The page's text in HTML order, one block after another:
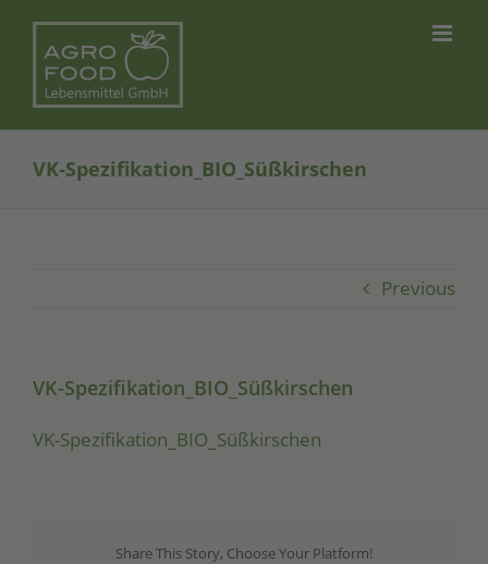
content
VK-Spezifikation_BIO_Süßkirschen
Previous
VK-Spezifikation_BIO_Süßkirschen
VK-Spe­zi­fi­ka­ti­on_­BIO­_­Süß­kir­schen
Share This Story, Choose Your Platform!